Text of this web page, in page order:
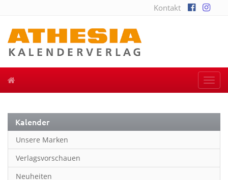
Kontakt
Kalender
Unsere Marken
Verlagsvorschauen
Neuheiten